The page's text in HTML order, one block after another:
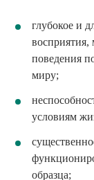
глубокое и
поведения
миру;
условиям
образца;